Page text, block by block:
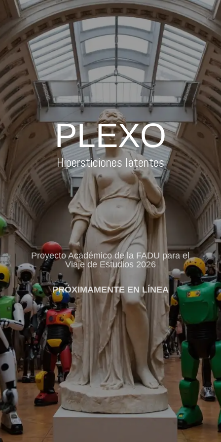
PLEXO
Hipersticiones latentes
Proyecto Académico de la FADU para el
Viaje de Estudios 2026
PRÓXIMAMENTE EN LÍNEA